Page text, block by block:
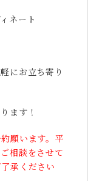
ネート
にお立ち寄り
ます！
願います。平
相談をさせて
承ください